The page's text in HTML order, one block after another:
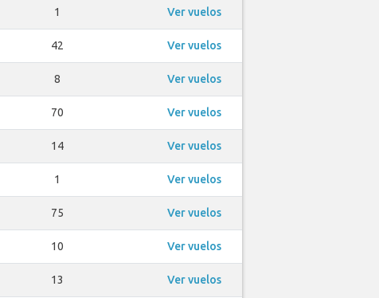
1 Ver vuelos
42 Ver vuelos
8 Ver vuelos
70 Ver vuelos
14 Ver vuelos
1 Ver vuelos
75 Ver vuelos
10 Ver vuelos
13 Ver vuelos